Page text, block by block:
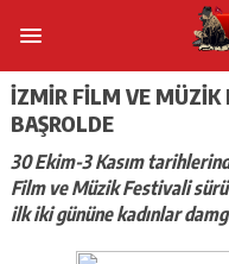
İZMIR FILM VE MÜZIK
BAŞROLDE
30 Ekim-3 Kasım
Film ve Müzik Festivali
ilk iki gününe kadınlar